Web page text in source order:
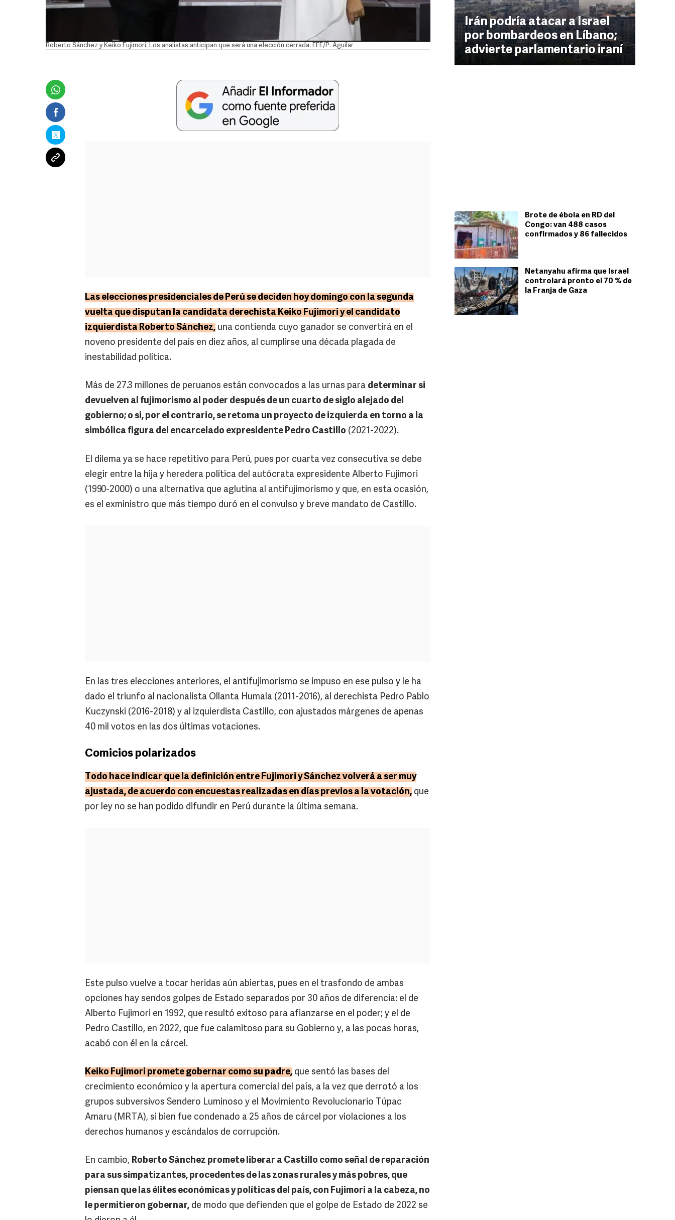
Irán podría atacar a Israel
por bombardeos en Líbano;
advierte parlamentario iraní
Brote de ébola en RD del
Congo: van 488 casos
confirmados y 86 fallecidos
Netanyahu afirma que Israel
controlará pronto el 70 % de
la Franja de Gaza
Roberto Sánchez y Keiko Fujimori. Los analistas anticipan que será una elección cerrada. EFE/P. Aguilar
Las elecciones presidenciales de Perú se deciden hoy domingo con la segunda
vuelta que disputan la candidata derechista Keiko Fujimori y el candidato
izquierdista Roberto Sánchez, una contienda cuyo ganador se convertirá en el
noveno presidente del país en diez años, al cumplirse una década plagada de
inestabilidad política.
Más de 27.3 millones de peruanos están convocados a las urnas para determinar si
devuelven al fujimorismo al poder después de un cuarto de siglo alejado del
gobierno; o si, por el contrario, se retoma un proyecto de izquierda en torno a la
simbólica figura del encarcelado expresidente Pedro Castillo (2021-2022).
El dilema ya se hace repetitivo para Perú, pues por cuarta vez consecutiva se debe
elegir entre la hija y heredera política del autócrata expresidente Alberto Fujimori
(1990-2000) o una alternativa que aglutina al antifujimorismo y que, en esta ocasión,
es el exministro que más tiempo duró en el convulso y breve mandato de Castillo.
En las tres elecciones anteriores, el antifujimorismo se impuso en ese pulso y le ha
dado el triunfo al nacionalista Ollanta Humala (2011-2016), al derechista Pedro Pablo
Kuczynski (2016-2018) y al izquierdista Castillo, con ajustados márgenes de apenas
40 mil votos en las dos últimas votaciones.
Comicios polarizados
Todo hace indicar que la definición entre Fujimori y Sánchez volverá a ser muy
ajustada, de acuerdo con encuestas realizadas en días previos a la votación, que
por ley no se han podido difundir en Perú durante la última semana.
Este pulso vuelve a tocar heridas aún abiertas, pues en el trasfondo de ambas
opciones hay sendos golpes de Estado separados por 30 años de diferencia: el de
Alberto Fujimori en 1992, que resultó exitoso para afianzarse en el poder; y el de
Pedro Castillo, en 2022, que fue calamitoso para su Gobierno y, a las pocas horas,
acabó con él en la cárcel.
Keiko Fujimori promete gobernar como su padre, que sentó las bases del
crecimiento económico y la apertura comercial del país, a la vez que derrotó a los
grupos subversivos Sendero Luminoso y el Movimiento Revolucionario Túpac
Amaru (MRTA), si bien fue condenado a 25 años de cárcel por violaciones a los
derechos humanos y escándalos de corrupción.
En cambio, Roberto Sánchez promete liberar a Castillo como señal de reparación
para sus simpatizantes, procedentes de las zonas rurales y más pobres, que
piensan que las élites económicas y políticas del país, con Fujimori a la cabeza, no
le permitieron gobernar, de modo que defienden que el golpe de Estado de 2022 se